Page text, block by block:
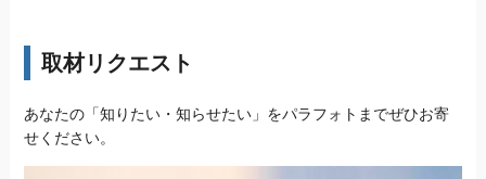
取材リクエスト
あなたの「知りたい・知らせたい」をパラフォトまでぜひお寄
せください。